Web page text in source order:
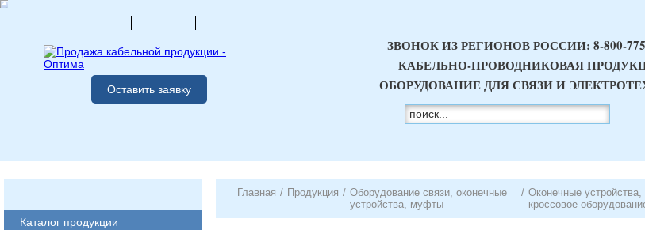
Оставить заявку
ЗВОНОК ИЗ РЕГИОНОВ РОССИИ: 8-800-
КАБЕЛЬНО-ПРОВОДНИКОВАЯ
ОБОРУДОВАНИЕ ДЛЯ СВЯЗИ И
Каталог продукции
Главная / Продукция / Оборудование связи, оконечные
устройства, муфты
/ Оконечные устройства,
кроссовое